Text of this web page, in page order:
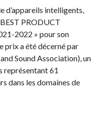
d’appareils intelligents,
PRODUCT
2022 » pour son
prix a été décerné par
Sound Association), un
représentant 61
dans les domaines de